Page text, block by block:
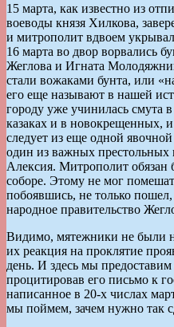
15 марта, как известно из
воеводы князя Хилкова,
и митрополит вдвоем
16 марта во двор ворвались
Жеглова и Игната
стали вожаками бунта, или
его еще называют в нашей
городу уже учинилась смута
казаках и в новокрещенных,
следует из еще одной
один из важных престольных
Алексия. Митрополит обязан
соборе. Этому не мог
побоявшись, не только
народное правительство
Видимо, мятежники не были
их реакция на проклятие
день. И здесь мы
процитировав его письмо к
написанное в 20-х числах
мы поймем, зачем нужно так